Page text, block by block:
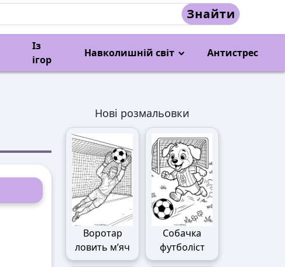
Знайти
Із
ігор
Навколишній світ Антистрес
Нові розмальовки
Воротар
ловить м’яч
Собачка
футболіст